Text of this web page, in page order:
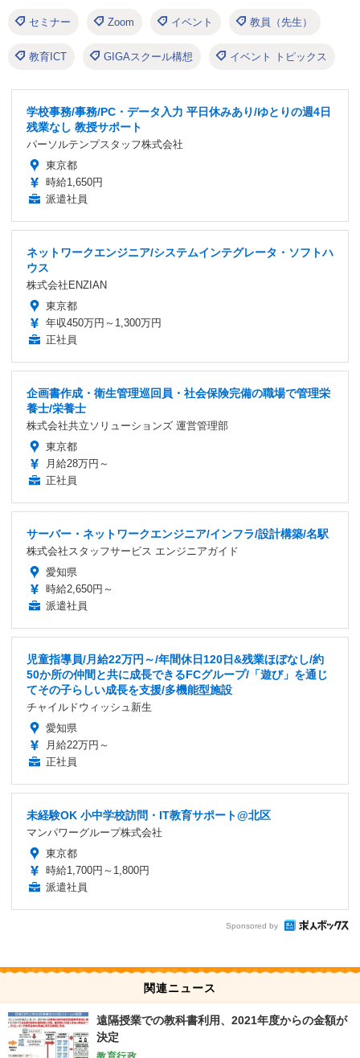
セミナー Zoom イベント 教員（先生）
教育ICT GIGAスクール構想 イベント トピックス
学校事務/事務/PC・データ入力 平日休みあり/ゆとりの週4日
残業なし 教授サポート
パーソルテンプスタッフ株式会社
東京都
時給1,650円
派遣社員
ネットワークエンジニア/システムインテグレータ・ソフトハ
ウス
株式会社ENZIAN
東京都
年収450万円～1,300万円
正社員
企画書作成・衛生管理巡回員・社会保険完備の職場で管理栄
養士/栄養士
株式会社共立ソリューションズ 運営管理部
東京都
月給28万円～
正社員
サーバー・ネットワークエンジニア/インフラ/設計構築/名駅
株式会社スタッフサービス エンジニアガイド
愛知県
時給2,650円～
派遣社員
児童指導員/月給22万円～/年間休日120日&残業ほぼなし/約
50か所の仲間と共に成長できるFCグループ/「遊び」を通じ
てその子らしい成長を支援/多機能型施設
チャイルドウィッシュ新生
愛知県
月給22万円～
正社員
未経験OK 小中学校訪問・IT教育サポート@北区
マンパワーグループ株式会社
東京都
時給1,700円～1,800円
派遣社員
Sponsored by
関連ニュース
遠隔授業での教科書利用、2021年度からの金額が
決定